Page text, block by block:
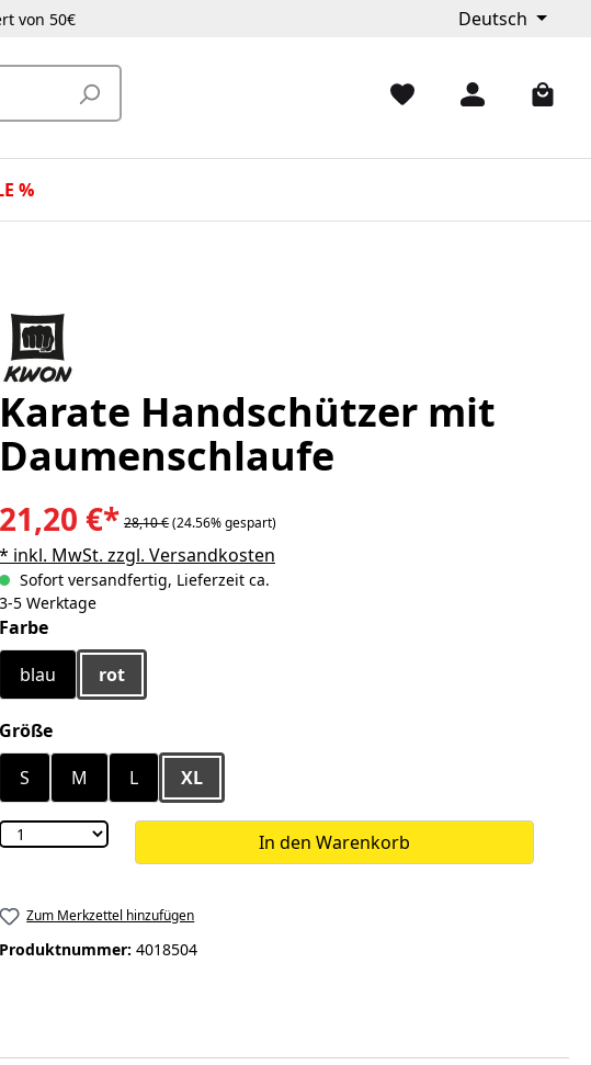
von 50€ Deutsch
%
Karate Handschützer mit
Daumenschlaufe
21,20 €* 28,10 €(24.56% gespart)
* inkl. MwSt. zzgl. Versandkosten
Sofort versandfertig, Lieferzeit ca.
3-5 Werktage
Farbeauswählen
blau
rot
Größeauswählen
S
M L XL
In den Warenkorb
Zum Merkzettel hinzufügen
Produktnummer: 4018504